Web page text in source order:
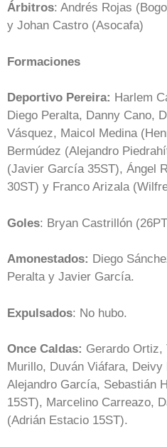
Árbitros: Andrés Rojas
y Johan Castro (Asocafa)
Formaciones
Deportivo Pereira: Harlem
Diego Peralta, Danny Cano,
Vásquez, Maicol Medina
Bermúdez (Alejandro
(Javier García 35ST), Ángel
30ST) y Franco Arizala
Goles: Bryan Castrillón
Amonestados: Diego
Peralta y Javier García.
Expulsados: No hubo.
Once Caldas: Gerardo Ortiz,
Murillo, Duván Viáfara,
Alejandro García, Sebastián
15ST), Marcelino Carreazo,
(Adrián Estacio 15ST).